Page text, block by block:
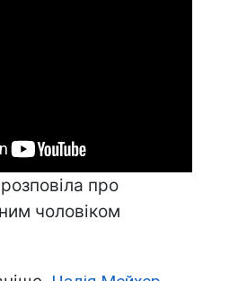
про
чоловіком